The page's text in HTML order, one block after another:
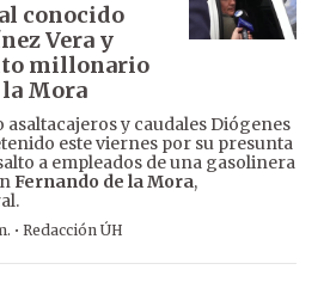
conocido
Vera y
millonario
la Mora
asaltacajeros y caudales Diógenes
este viernes por su presunta
a empleados de una gasolinera
Fernando de la Mora,
· Redacción ÚH